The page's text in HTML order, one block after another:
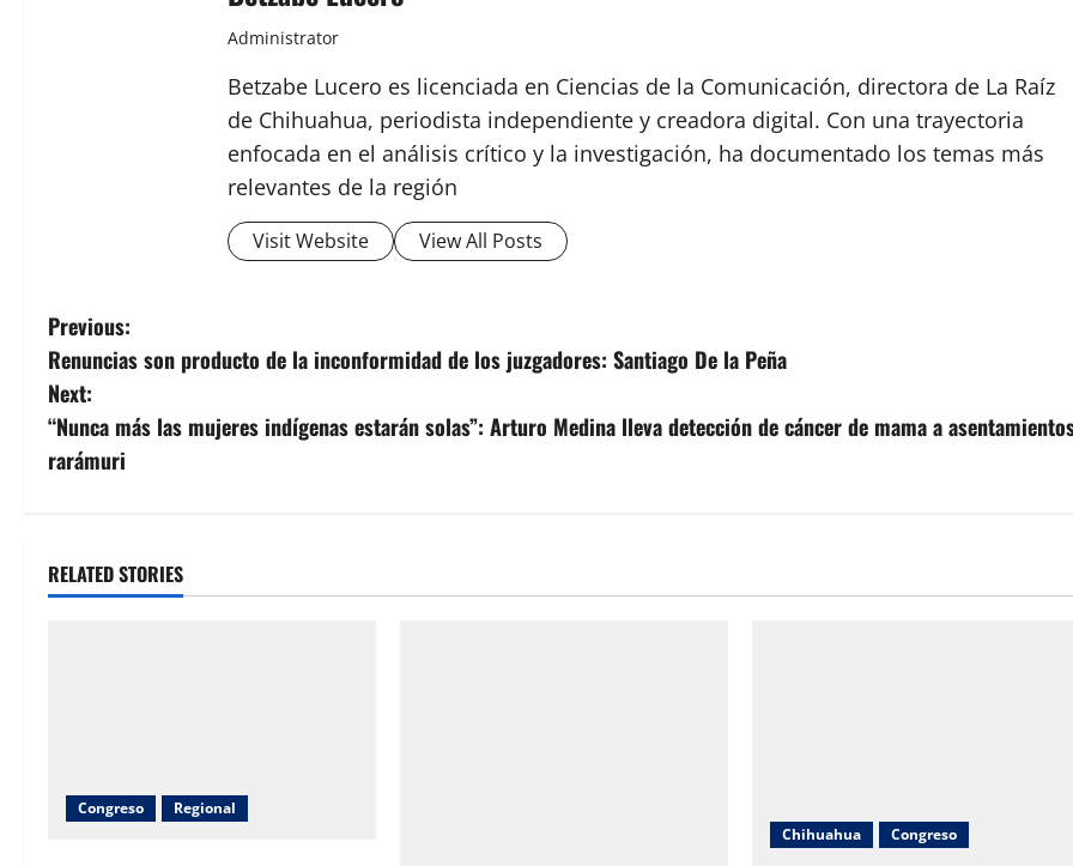
Administrator
Betzabe Lucero es licenciada en Ciencias de la Comunicación, directora de La Raíz
de Chihuahua, periodista independiente y creadora digital. Con una trayectoria
enfocada en el análisis crítico y la investigación, ha documentado los temas más
relevantes de la región
Visit Website View All Posts
P
o
s
t
a
Previous:
Renuncias son producto de la inconformidad de los juzgadores: Santiago De la Peña
Next:
“Nunca más las mujeres indígenas estarán solas”: Arturo Medina lleva detección de cáncer de mama a
rarámuri
RELATED STORIES
Congreso Regional
Chihuahua Congreso